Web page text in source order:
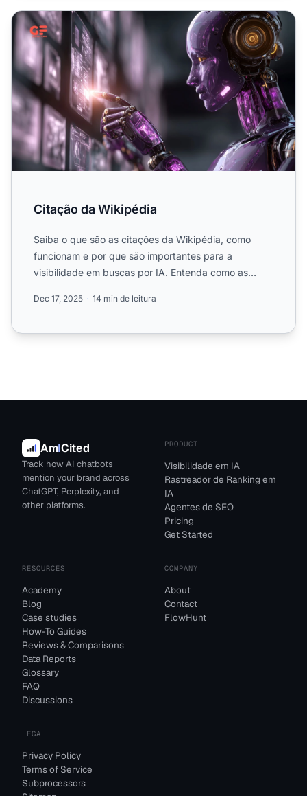
Citação da Wikipédia
Citação da Wikipédia
Saiba o que são as citações da Wikipédia, como
funcionam e por que são importantes para a
visibilidade em buscas por IA. Entenda como as
Dec 17, 2025 14 min de leitura
AmICited
Track how AI chatbots
mention your brand across
ChatGPT, Perplexity, and
other platforms.
PRODUCT
Visibilidade em IA
Rastreador de Ranking em
IA
Agentes de SEO
Pricing
Get Started
RESOURCES
Academy
Blog
Case studies
How-To Guides
Reviews & Comparisons
Data Reports
Glossary
FAQ
Discussions
COMPANY
About
Contact
FlowHunt
LEGAL
Privacy Policy
Terms of Service
Subprocessors